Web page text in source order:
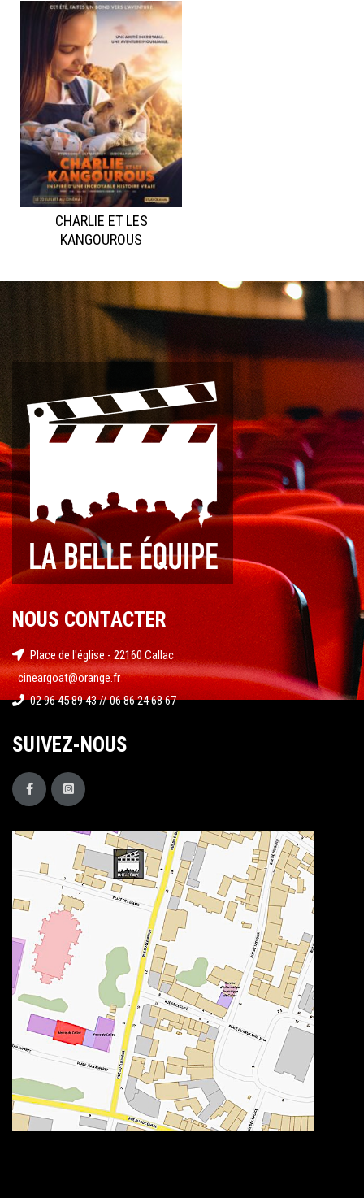
CHARLIE ET LES
KANGOUROUS
NOUS CONTACTER
Place de l'église - 22160 Callac
cineargoat@orange.fr
02 96 45 89 43 // 06 86 24 68 67
SUIVEZ-NOUS